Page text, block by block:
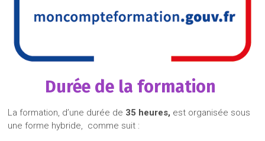
Durée de la formation
La formation, d’une durée de 35 heures, est organisée sous
une forme hybride, comme suit :